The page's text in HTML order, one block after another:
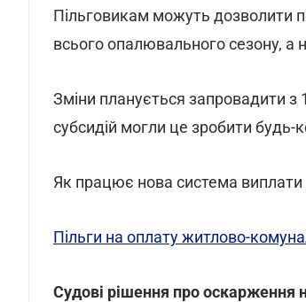
Пільговикам можуть дозволити
всього опалювального сезону, а
Зміни планується запровадити з
субсидій могли це зробити будь-
Як працює нова система виплати
Пільги на оплату житлово-
Cудові рішення про оскарження